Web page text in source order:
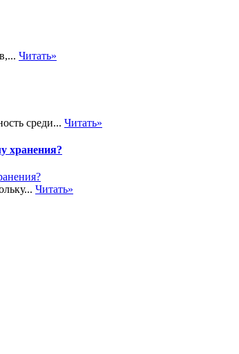
Читать»
среди... Читать»
хранения?
Читать»